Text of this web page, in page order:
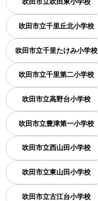
吹田市立吹田東小学校
吹田市立千里丘北小学校
吹田市立千里たけみ小学校
吹田市立千里第二小学校
吹田市立高野台小学校
吹田市立豊津第一小学校
吹田市立西山田小学校
吹田市立東山田小学校
吹田市立古江台小学校